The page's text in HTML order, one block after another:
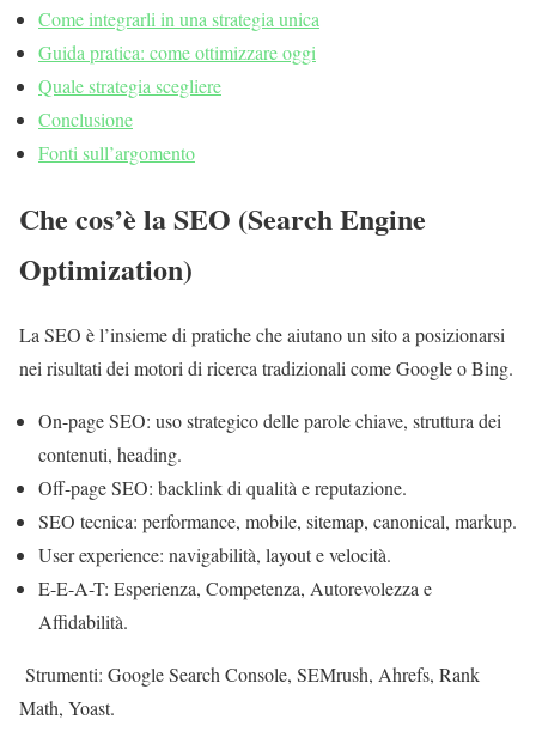
Come integrarli in una strategia unica
Guida pratica: come ottimizzare oggi
Quale strategia scegliere
Conclusione
Fonti sull’argomento
Che cos’è la SEO (Search Engine
Optimization)
La SEO è l’insieme di pratiche che aiutano un sito a posizionarsi
nei risultati dei motori di ricerca tradizionali come Google o Bing.
On-page SEO: uso strategico delle parole chiave, struttura dei
contenuti, heading.
Off-page SEO: backlink di qualità e reputazione.
SEO tecnica: performance, mobile, sitemap, canonical, markup.
User experience: navigabilità, layout e velocità.
E-E-A-T: Esperienza, Competenza, Autorevolezza e
Affidabilità.
Strumenti: Google Search Console, SEMrush, Ahrefs, Rank
Math, Yoast.